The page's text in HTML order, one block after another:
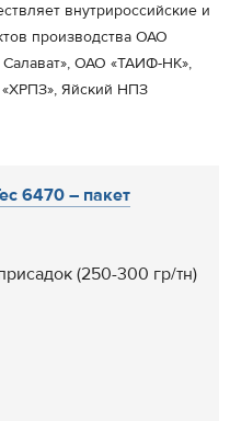
внутрироссийские и
производства ОАО
ОАО «ТАИФ-НК»,
Яйский НПЗ
6470 – пакет
(250-300 гр/тн)